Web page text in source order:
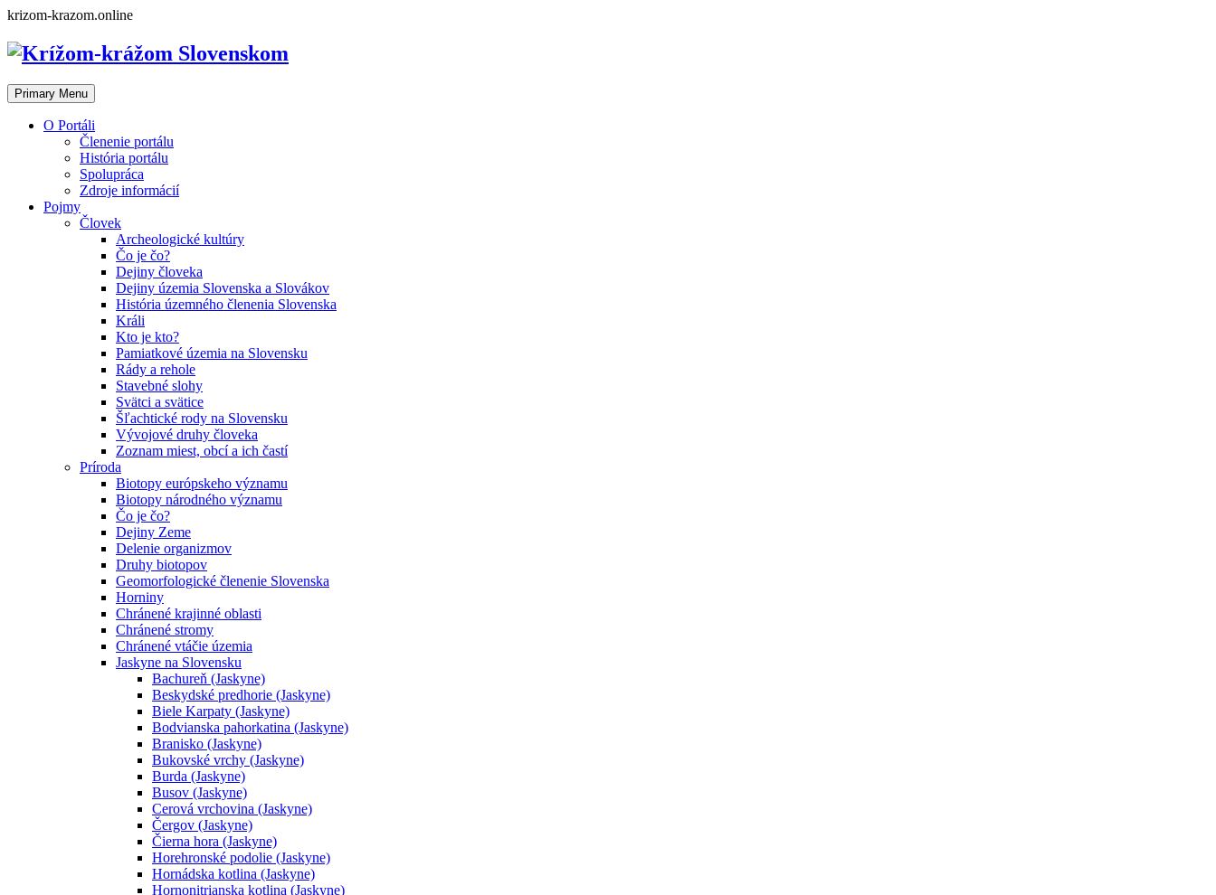
Skip
content
krizom-krazom.online
Primary Menu
O Portáli
Členenie portálu
História portálu
Spolupráca
Zdroje informácií
Pojmy
Človek
Archeologické kultúry
Čo je čo?
Dejiny človeka
Dejiny územia Slovenska a Slovákov
História územného členenia Slovenska
Králi
Kto je kto?
Pamiatkové územia na Slovensku
Rády a rehole
Stavebné slohy
Svätci a svätice
Šľachtické rody na Slovensku
Vývojové druhy človeka
Zoznam miest, obcí a ich častí
Príroda
Biotopy európskeho významu
Biotopy národného významu
Čo je čo?
Dejiny Zeme
Delenie organizmov
Druhy biotopov
Geomorfologické členenie Slovenska
Horniny
Chránené krajinné oblasti
Chránené stromy
Chránené vtáčie územia
Jaskyne na Slovensku
Bachureň (Jaskyne)
Beskydské predhorie (Jaskyne)
Biele Karpaty (Jaskyne)
Bodvianska pahorkatina (Jaskyne)
Branisko (Jaskyne)
Bukovské vrchy (Jaskyne)
Burda (Jaskyne)
Busov (Jaskyne)
Cerová vrchovina (Jaskyne)
Čergov (Jaskyne)
Čierna hora (Jaskyne)
Horehronské podolie (Jaskyne)
Hornádska kotlina (Jaskyne)
Hornonitrianska kotlina (Jaskyne)